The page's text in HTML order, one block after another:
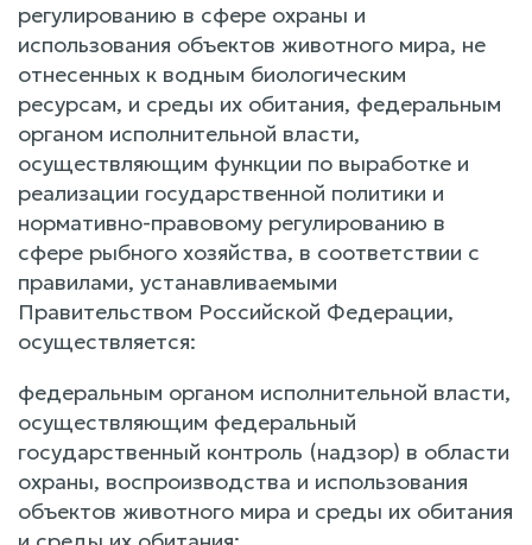
регулированию в сфере охраны и
использования объектов животного мира, не
отнесенных к водным биологическим
ресурсам, и среды их обитания, федеральным
органом исполнительной власти,
осуществляющим функции по выработке и
реализации государственной политики и
нормативно-правовому регулированию в
сфере рыбного хозяйства, в соответствии с
правилами, устанавливаемыми
Правительством Российской Федерации,
осуществляется:
федеральным органом исполнительной власти,
осуществляющим федеральный
государственный контроль (надзор) в области
охраны, воспроизводства и использования
объектов животного мира и среды их обитания